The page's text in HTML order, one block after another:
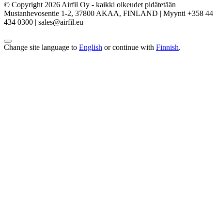
© Copyright 2026 Airfil Oy - kaikki oikeudet pidätetään
Mustanhevosentie 1-2, 37800 AKAA, FINLAND | Myynti +358 44
434 0300 | sales@airfil.eu
Change site language to English or continue with Finnish.